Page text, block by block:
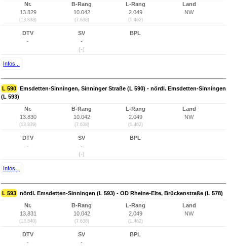
Nr.
13.829
(13.838)
B-Rang
10.042
(7.638)
L-Rang
2.049
(1.462)
Land
NW
DTV
-
SV
-
(-)
BPL
Infos...
L 590 Emsdetten-Sinningen, Sinninger Straße (L 590) - nördl. Emsdetten-Sinningen
(L 593)
Nr.
13.830
(13.839)
B-Rang
10.042
(7.638)
L-Rang
2.049
(1.462)
Land
NW
DTV
-
SV
-
(-)
BPL
Infos...
L 593 nördl. Emsdetten-Sinningen (L 593) - OD Rheine-Elte, Brückenstraße (L 578)
Nr.
13.831
(13.840)
B-Rang
10.042
(7.638)
L-Rang
2.049
(1.462)
Land
NW
DTV
-
SV
-
BPL